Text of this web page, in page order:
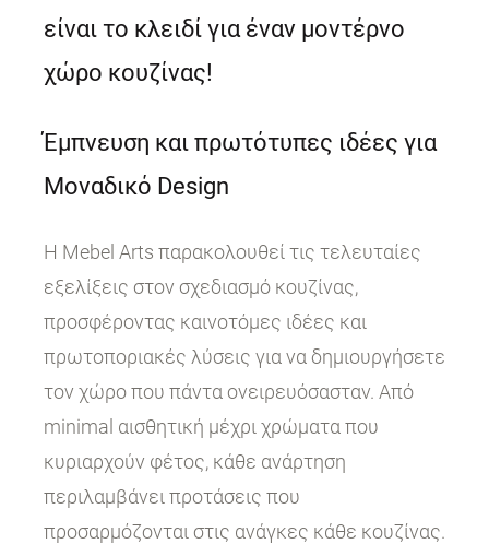
είναι το κλειδί για έναν μοντέρνο
χώρο κουζίνας!
Έμπνευση και πρωτότυπες ιδέες για
Μοναδικό Design
Η Mebel Arts παρακολουθεί τις τελευταίες
εξελίξεις στον σχεδιασμό κουζίνας,
προσφέροντας καινοτόμες ιδέες και
πρωτοποριακές λύσεις για να δημιουργήσετε
τον χώρο που πάντα ονειρευόσασταν. Από
minimal αισθητική μέχρι χρώματα που
κυριαρχούν φέτος, κάθε ανάρτηση
περιλαμβάνει προτάσεις που
προσαρμόζονται στις ανάγκες κάθε κουζίνας.